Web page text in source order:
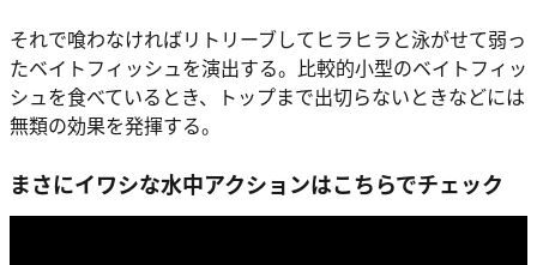
それで喰わなければリトリーブしてヒラヒラと泳がせて弱っ
たベイトフィッシュを演出する。比較的小型のベイトフィッ
シュを食べているとき、トップまで出切らないときなどには
無類の効果を発揮する。
まさにイワシな水中アクションはこちらでチェック